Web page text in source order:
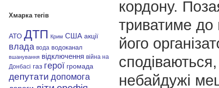
Хмарка тегів
АТО ДТП Крим США акції
влада вода водоканал
вшанування відключення війна на
Донбасі газ герої громада
депутати допомога
кордону.
триватиме до
його
небайдужі